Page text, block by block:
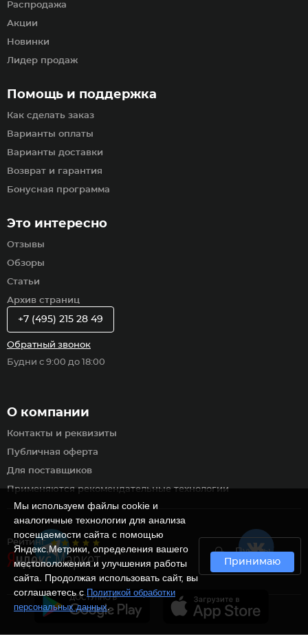
Рейтинг
Пункты
самовывоза
Помощь и поддержка
Как сделать заказ
Варианты оплаты
Варианты доставки
Возврат и гарантия
Бонусная программа
Распродажа
Акции
Новинки
Лидер продаж
Это интересно
Отзывы
Обзоры
Статьи
Архив страниц
О компании
Контакты и реквизиты
Публичная оферта
Для поставщиков
Применяются рекомендательные технологии
+7 (495) 215 28 49
Обратный звонок
Будни с 9:00 до 18:00
Мы используем файлы cookie и
аналогичные технологии для анализа
посещаемости сайта с помощью
Яндекс.Метрики, определения вашего
местоположения и улучшения работы
сайта. Продолжая использовать сайт, вы
соглашаетесь с Политикой обработки
персональных данных.
Принимаю